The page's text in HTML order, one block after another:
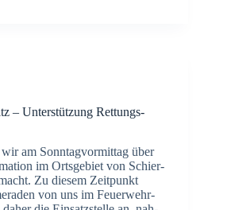
– Unter­stüt­zung Ret­tungs­
am Sonn­tag­vor­mit­tag über
im Orts­ge­biet von Schier­
Zu die­sem Zeit­punkt
von uns im Feu­er­wehr­